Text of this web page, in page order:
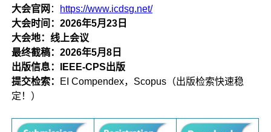
大会官网 ：
https://www.icdsg.net/
大会时间：2026年5月23日
大会地：线上会议
最终截稿：2026年5月8日
出版信息：IEEE-CPS出版
提交检索：
EI Compendex，Scopus（出版检索快速稳
定！）